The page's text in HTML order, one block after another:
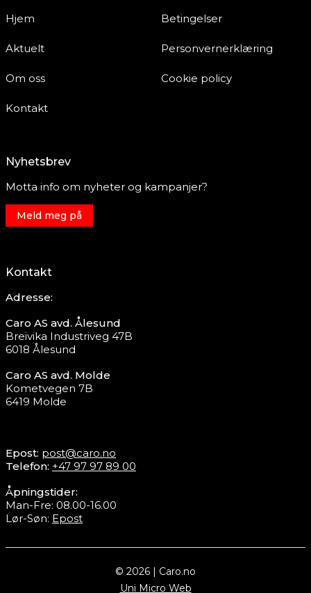
Hjem
Aktuelt
Om oss
Kontakt
Betingelser
Personvernerklæring
Cookie policy
Nyhetsbrev
Motta info om nyheter og kampanjer?
Meld meg på
Kontakt
Adresse:
Caro AS avd. Ålesund
Breivika Industriveg 47B
6018 Ålesund
Caro AS avd. Molde
Kometvegen 7B
6419 Molde
Epost: post@caro.no
Telefon: +47 97 97 89 00
Åpningstider:
Man-Fre: 08.00-16.00
Lør-Søn: Epost
© 2026 | Caro.no
Uni Micro Web